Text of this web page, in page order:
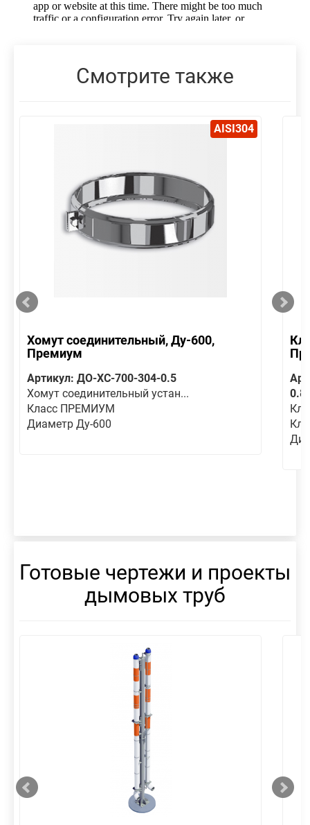
Смотрите также
AISI304
Хомут соединительный, Ду-600,
Премиум
Артикул: ДО-ХС-700-304-0.5
Хомут соединительный устан...
Класс ПРЕМИУМ
Диаметр Ду-600
Готовые чертежи и проекты
дымовых труб